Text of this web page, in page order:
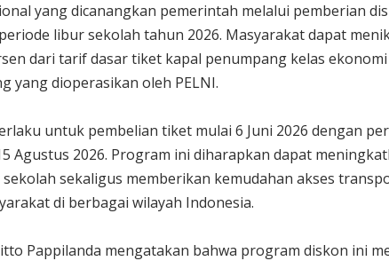
yang dicanangkan pemerintah melalui pemberian
libur sekolah tahun 2026. Masyarakat dapat
dari tarif dasar tiket kapal penumpang kelas ekonomi
yang dioperasikan oleh PELNI.
untuk pembelian tiket mulai 6 Juni 2026 dengan
Agustus 2026. Program ini diharapkan dapat
sekaligus memberikan kemudahan akses
di berbagai wilayah Indonesia.
Pappilanda mengatakan bahwa program diskon ini